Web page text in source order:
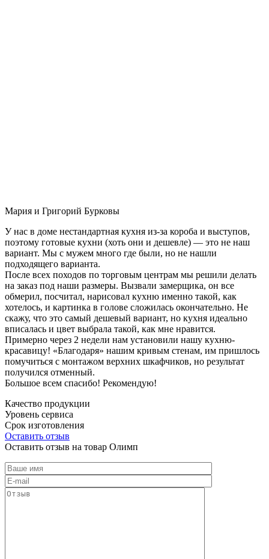
Мария и Григорий Бурковы
У нас в доме нестандартная кухня из-за короба и выступов,
поэтому готовые кухни (хоть они и дешевле) — это не наш
вариант. Мы с мужем много где были, но не нашли
подходящего варианта.
После всех походов по торговым центрам мы решили делать
на заказ под наши размеры. Вызвали замерщика, он все
обмерил, посчитал, нарисовал кухню именно такой, как
хотелось, и картинка в голове сложилась окончательно. Не
скажу, что это самый дешевый вариант, но кухня идеально
вписалась и цвет выбрала такой, как мне нравится.
Примерно через 2 недели нам установили нашу кухню-
красавицу! «Благодаря» нашим кривым стенам, им пришлось
помучиться с монтажом верхних шкафчиков, но результат
получился отменный.
Большое всем спасибо! Рекомендую!
Качество продукции
Уровень сервиса
Срок изготовления
Оставить отзыв
Оставить отзыв на товар Олимп